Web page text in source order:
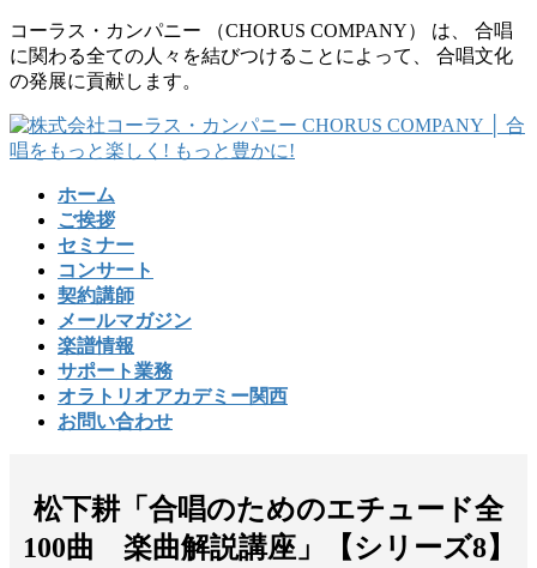
コ
ン
テ
ツ
に
ナ
ビ
ゲ
シ
ョ
コーラス・カンパニー （CHORUS COMPANY） は、 合唱
に関わる全ての人々を結びつけることによって、 合唱文化
の発展に貢献します。
ホーム
ご挨拶
セミナー
コンサート
契約講師
メールマガジン
楽譜情報
サポート業務
オラトリオアカデミー関西
お問い合わせ
松下耕「合唱のためのエチュード全
100曲 楽曲解説講座」【シリーズ8】